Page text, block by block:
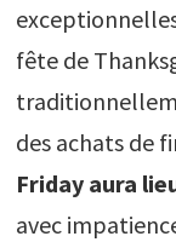
fête de
des achats de
Friday aura
avec